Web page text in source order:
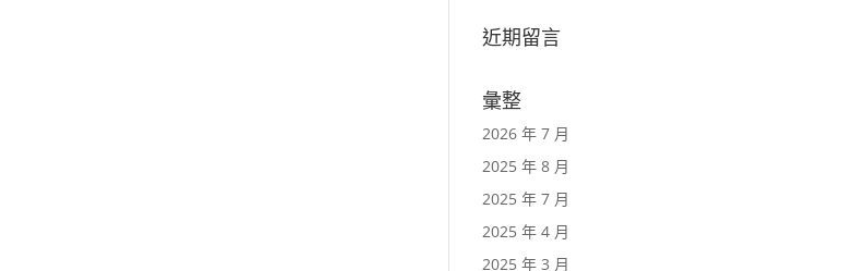
近期留言
彙整
2026 年 7 月
2025 年 8 月
2025 年 7 月
2025 年 4 月
2025 年 3 月